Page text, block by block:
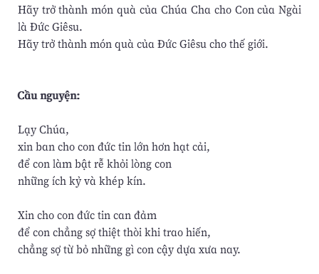
Hãy trở thành món quà của Chúa Cha cho Con của Ngài
là Đức Giêsu.
Hãy trở thành món quà của Đức Giêsu cho thế giới.
Cầu nguyện:
Lạy Chúa,
xin ban cho con đức tin lớn hơn hạt cải,
để con làm bật rễ khỏi lòng con
những ích kỷ và khép kín.
Xin cho con đức tin can đảm
để con chẳng sợ thiệt thòi khi trao hiến,
chẳng sợ từ bỏ những gì con cậy dựa xưa nay.